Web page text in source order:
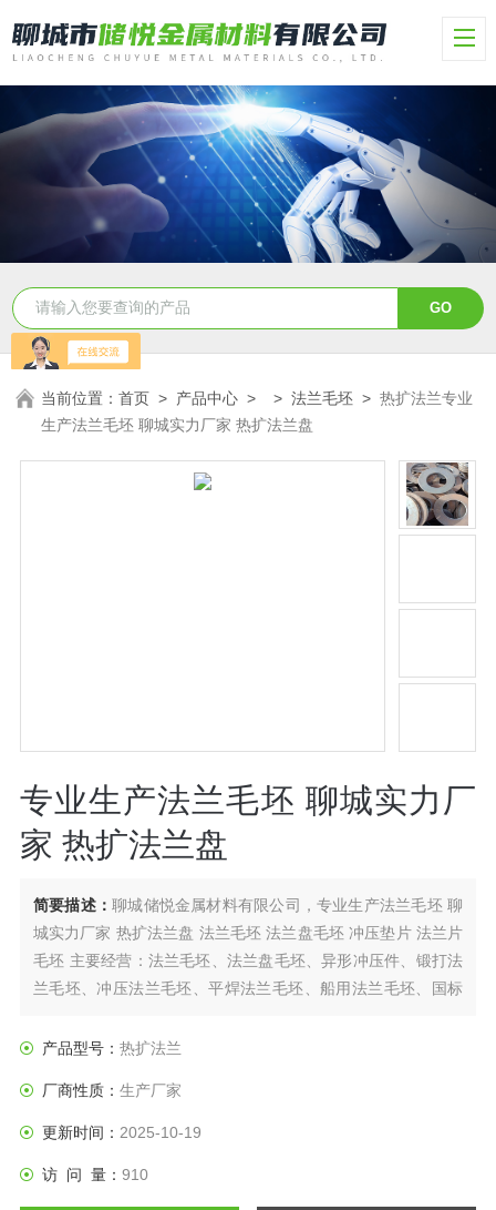
当前位置：首页 > 产品中心 > >法兰毛坯 >热扩法兰专业
生产法兰毛坯 聊城实力厂家 热扩法兰盘
专业生产法兰毛坯 聊城实力厂
家 热扩法兰盘
简要描述：聊城储悦金属材料有限公司，专业生产法兰毛坯 聊
城实力厂家 热扩法兰盘 法兰毛坯 法兰盘毛坯 冲压垫片 法兰片
毛坯 主要经营：法兰毛坯、法兰盘毛坯、异形冲压件、锻打法
兰毛坯、冲压法兰毛坯、平焊法兰毛坯、船用法兰毛坯、国标
产品。
产品型号： 热扩法兰
厂商性质： 生产厂家
更新时间： 2025-10-19
访 问 量： 910